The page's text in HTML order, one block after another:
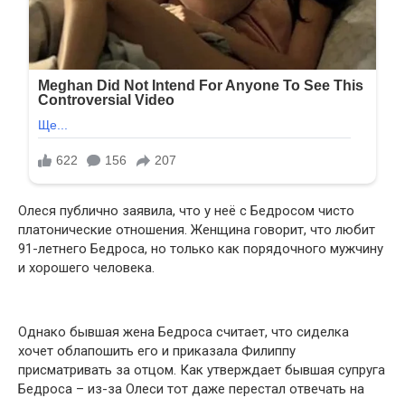
Олеся публично заявила, что у неё с Бедросом чисто
платонические отношения. Женщина говорит, что любит
91-летнего Бедроса, но только как порядочного мужчину
и хорошего человека.
Однако бывшая жена Бедроса считает, что сиделка
хочет облапошить его и приказала Филиппу
присматривать за отцом. Как утверждает бывшая супруга
Бедроса – из-за Олеси тот даже перестал отвечать на